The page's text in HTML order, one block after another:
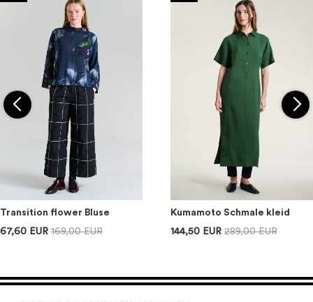
Transition flower Bluse
67,60 EUR 169,00 EUR
Kumamoto Schmale kleid
144,50 EUR 289,00 EUR